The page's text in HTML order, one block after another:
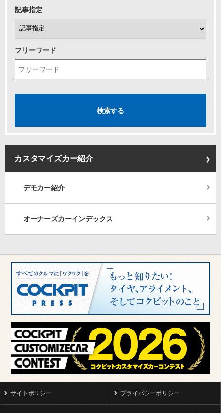
記事指定
フリーワード
カスタマイズカー紹介
デモカー紹介
オーナーズカーインデックス
サイトポリシー プライバシーポリシー